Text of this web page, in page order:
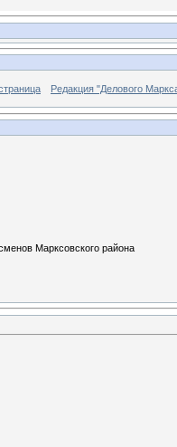
Редакция "Делового
Марксовского района